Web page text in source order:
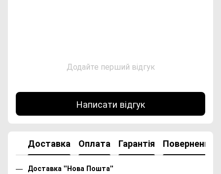
Додайте перший відгук
Написати відгук
Доставка Оплата Гарантія Повернення
Доставка "Нова Пошта"